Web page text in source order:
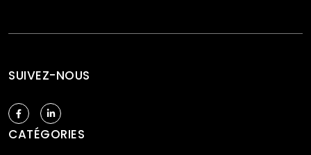
SUIVEZ-NOUS
CATÉGORIES